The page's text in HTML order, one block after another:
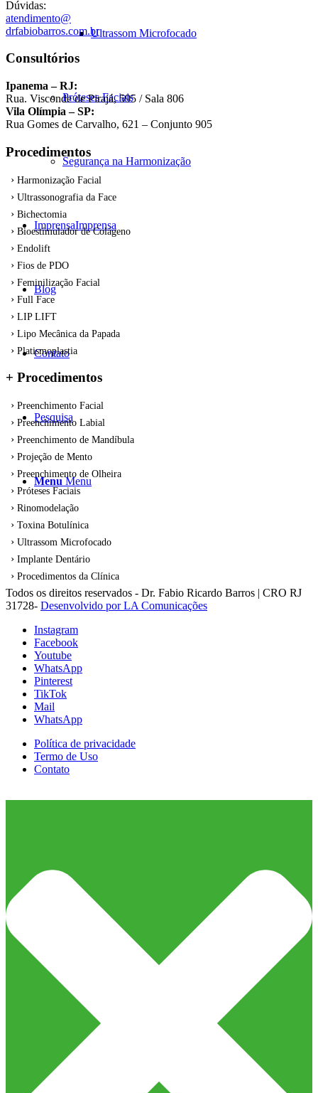
Ultrassom Microfocado
Próteses Faciais
Segurança na Harmonização
ImprensaImprensa
Blog
Contato
Pesquisa
Menu Menu
Dúvidas:
atendimento@
drfabiobarros.com.br
Consultórios
Ipanema – RJ:
Rua. Visconde de Pirajá, 595 / Sala 806
Vila Olímpia – SP:
Rua Gomes de Carvalho, 621 – Conjunto 905
Procedimentos
Harmonização Facial
Ultrassonografia da Face
Bichectomia
Bioestímulador de Colágeno
Endolift
Fios de PDO
Feminilização Facial
Full Face
LIP LIFT
Lipo Mecânica da Papada
Platismoplastia
+ Procedimentos
Preenchimento Facial
Preenchimento Labial
Preenchimento de Mandíbula
Projeção de Mento
Preenchimento de Olheira
Próteses Faciais
Rinomodelação
Toxina Botulínica
Ultrassom Microfocado
Implante Dentário
Procedimentos da Clínica
Todos os direitos reservados - Dr. Fabio Ricardo Barros | CRO RJ
31728- Desenvolvido por LA Comunicações
Instagram
Facebook
Youtube
WhatsApp
Pinterest
TikTok
Mail
WhatsApp
Política de privacidade
Termo de Uso
Contato